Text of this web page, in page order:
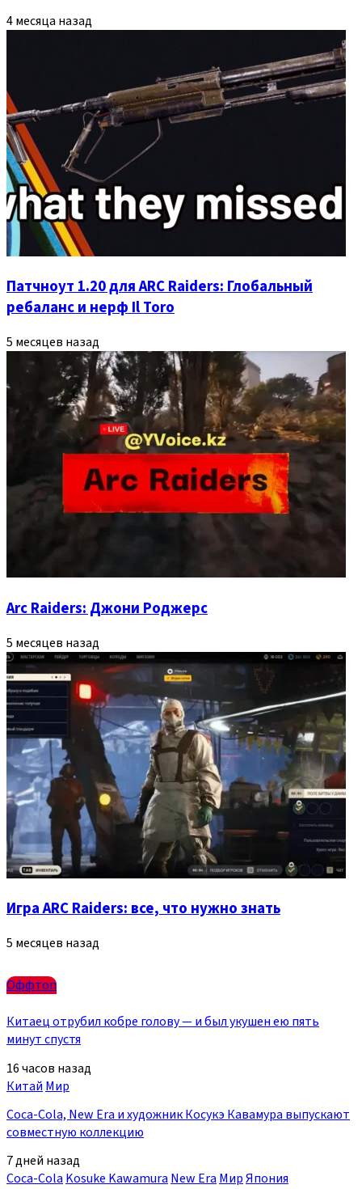
4 месяца назад
Патчноут 1.20 для ARC Raiders: Глобальный
ребаланс и нерф Il Toro
5 месяцев назад
Arc Raiders: Джони Роджерс
5 месяцев назад
Игра ARC Raiders: все, что нужно знать
5 месяцев назад
Оффтоп
Китаец отрубил кобре голову — и был укушен ею пять
минут спустя
16 часов назад
Китай Мир
Coca-Cola, New Era и художник Косукэ Кавамура выпускают
совместную коллекцию
7 дней назад
Coca-Cola Kosuke Kawamura New Era МирЯпония